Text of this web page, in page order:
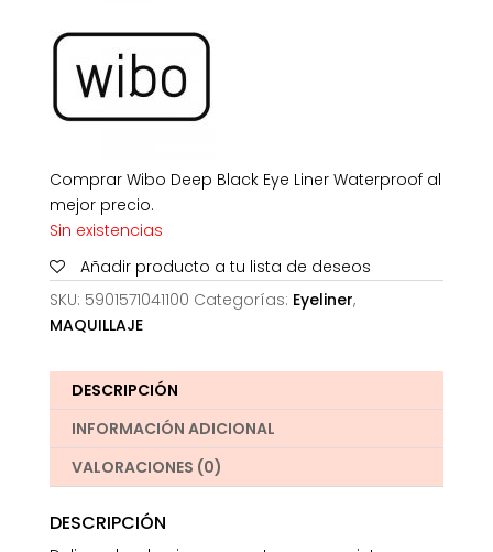
era:
2,99€.
Comprar Wibo Deep Black Eye Liner Waterproof al
mejor precio.
Sin existencias
Añadir producto a tu lista de deseos
SKU: 5901571041100 Categorías: Eyeliner,
MAQUILLAJE
DESCRIPCIÓN
INFORMACIÓN ADICIONAL
VALORACIONES (0)
DESCRIPCIÓN